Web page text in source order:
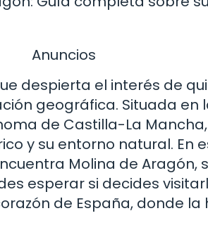
Anuncios
despierta el interés de
geográfica. Situada en
de Castilla-La
y su entorno natural. En
Molina de Aragón,
esperar si decides
de España, donde la